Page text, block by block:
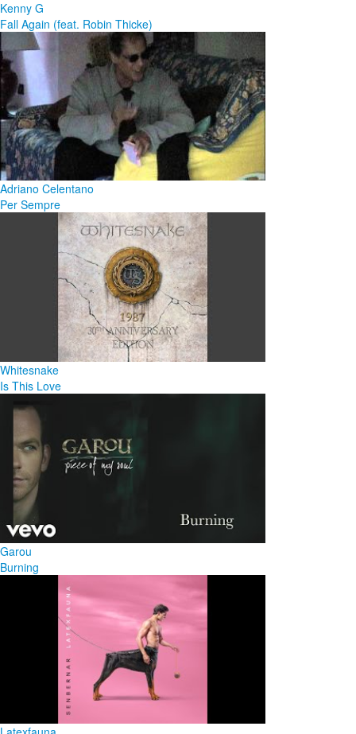
Kenny G
Fall Again (feat. Robin Thicke)
Adriano Celentano
Per Sempre
Whitesnake
Is This Love
Garou
Burning